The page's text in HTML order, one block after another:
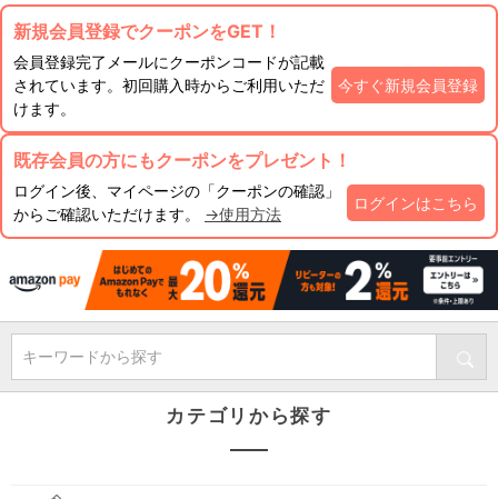
新規会員登録でクーポンをGET！
会員登録完了メールにクーポンコードが記載
されています。初回購入時からご利用いただ
けます。
今すぐ新規会員登録
既存会員の方にもクーポンをプレゼント！
ログイン後、マイページの「クーポンの確認」
からご確認いただけます。 →使用方法
ログインはこちら
キーワードから探す
カテゴリから探す